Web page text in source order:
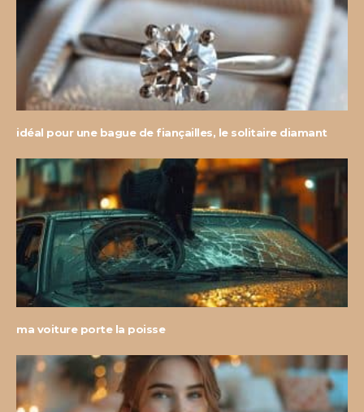
idéal pour une bague de fiançailles, le solitaire diamant
ma voiture porte la poisse